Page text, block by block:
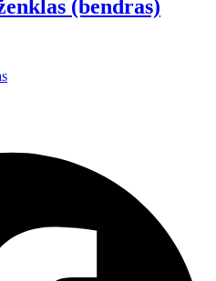
the
product
(bendras)